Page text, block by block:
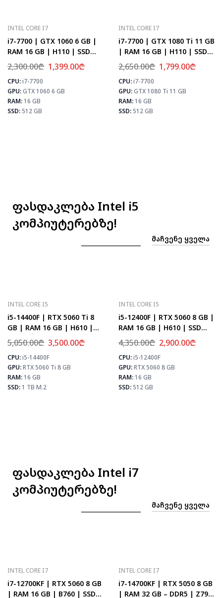
INTEL CORE I7
i7-7700 | GTX 1060 6 GB |
RAM 16 GB | H110 | SSD
512 GB
2,300.00₾ 1,399.00₾
CPU:i7-7700
GPU:GTX 1060 6 GB
RAM:16 GB
SSD:512 GB
⚡ MAX FPS
CS2
133
PUBG
78
Fortnite
92
INTEL CORE I7
i7-7700 | GTX 1080 Ti 11 GB
| RAM 16 GB | H110 | SSD
512 GB
2,650.00₾ 1,799.00₾
CPU:i7-7700
GPU:GTX 1080 Ti 11 GB
RAM:16 GB
SSD:512 GB
ფასდაკლება Intel i5
კომპიუტერებზე!
ᲛᲐᲩᲕᲔᲜᲔ ᲧᲕᲔᲚᲐ
INTEL CORE I5
i5-14400F | RTX 5060 Ti 8
GB | RAM 16 GB | H610 |
SSD 1 TB M.2
5,050.00₾ 3,500.00₾
CPU:i5-14400F
GPU:RTX 5060 Ti 8 GB
RAM:16 GB
SSD:1 TB M.2
⚡ MAX FPS
CS2
278
PUBG
171
Fortnite
202
INTEL CORE I5
i5-12400F | RTX 5060 8 GB |
RAM 16 GB | H610 | SSD
512 GB
4,350.00₾ 2,900.00₾
CPU:i5-12400F
GPU:RTX 5060 8 GB
RAM:16 GB
SSD:512 GB
ფასდაკლება Intel i7
კომპიუტერებზე!
ᲛᲐᲩᲕᲔᲜᲔ ᲧᲕᲔᲚᲐ
INTEL CORE I7
i7-12700KF | RTX 5060 8 GB
| RAM 16 GB | B760 | SSD
INTEL CORE I7
i7-14700KF | RTX 5050 8 GB
| RAM 32 GB – DDR5 | Z790